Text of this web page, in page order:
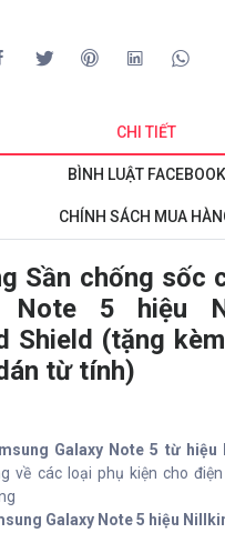
CHI TIẾT
BÌNH LUẬT FACEBOOK
CHÍNH SÁCH MUA
Sần chống sốc
Note 5 hiệu
Shield (tặng
từ tính)
Galaxy Note 5 từ hiệu
về các loại phụ kiện cho
Galaxy Note 5 hiệu